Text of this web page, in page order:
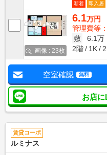
画像 : 23枚
新着 即入居
6.1万円
管理費等
敷
6.1万
2階
1K
空室確認 無料
お店
賃貸コーポ
ルミナス